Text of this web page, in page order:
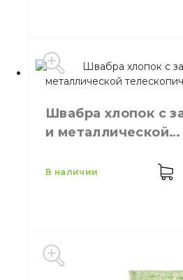
Швабра хлопок с
и металлической
в наличии